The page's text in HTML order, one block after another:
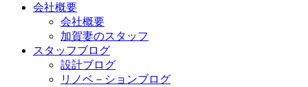
会社概要
会社概要
加賀妻のスタッフ
スタッフブログ
設計ブログ
リノベ－ションブログ